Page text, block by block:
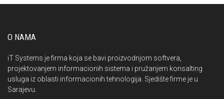
O NAMA
iT Systems je firma koja se bavi proizvodnjom softvera,
projektovanjem informacionih sistema i pružanjem konsalting
usluga iz oblasti informacionih tehnologija. Sjedište firme je u
Sarajevu.